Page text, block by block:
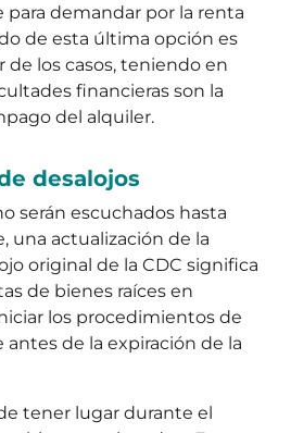
para demandar por la renta
de esta última opción es
los casos, teniendo en
financieras son la
del alquiler.
desalojos
serán escuchados hasta
una actualización de la
original de la CDC significa
de bienes raíces en
los procedimientos de
antes de la expiración de la
tener lugar durante el